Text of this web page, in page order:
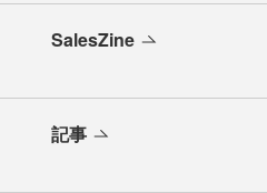
SalesZine
記事